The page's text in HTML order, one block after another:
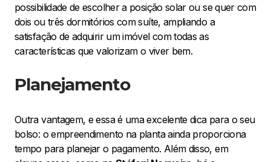
possibilidade de escolher a posição solar ou se quer com
dois ou três dormitórios com suíte, ampliando a
satisfação de adquirir um imóvel com todas as
características que valorizam o viver bem.
Planejamento
Outra vantagem, e essa é uma excelente dica para o seu
bolso: o empreendimento na planta ainda proporciona
tempo para planejar o pagamento. Além disso, em